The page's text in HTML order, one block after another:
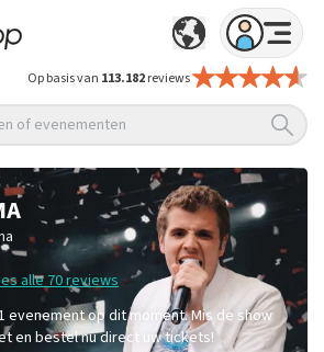
Op basis van 113.182reviews
of evenementen
alle 70 reviews
evenement op dit moment. Mis de show
en bestel nu direct uw tickets!